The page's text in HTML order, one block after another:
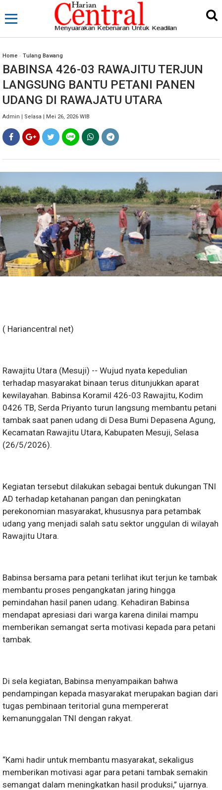
Home » Tulang Bawang
BABINSA 426-03 RAWAJITU TERJUN
LANGSUNG BANTU PETANI PANEN
UDANG DI RAWAJATU UTARA
Admin | Selasa | Mei 26, 2026 WIB
( Hariancentral net)
Rawajitu Utara (Mesuji) -- Wujud nyata kepedulian
terhadap masyarakat binaan terus ditunjukkan aparat
kewilayahan. Babinsa Koramil 426-03 Rawajitu, Kodim
0426 TB, Serda Priyanto turun langsung membantu petani
tambak saat panen udang di Desa Bumi Depasena Agung,
Kecamatan Rawajitu Utara, Kabupaten Mesuji, Selasa
(26/5/2026).
Kegiatan tersebut dilakukan sebagai bentuk dukungan TNI
AD terhadap ketahanan pangan dan peningkatan
perekonomian masyarakat, khususnya para petambak
udang yang menjadi salah satu sektor unggulan di wilayah
Rawajitu Utara.
Babinsa bersama para petani terlihat ikut terjun ke tambak
membantu proses pengangkatan jaring hingga
pemindahan hasil panen udang. Kehadiran Babinsa
mendapat apresiasi dari warga karena dinilai mampu
memberikan semangat serta motivasi kepada para petani
tambak.
Di sela kegiatan, Babinsa menyampaikan bahwa
pendampingan kepada masyarakat merupakan bagian dari
tugas pembinaan teritorial guna mempererat
kemanunggalan TNI dengan rakyat.
“Kami hadir untuk membantu masyarakat, sekaligus
memberikan motivasi agar para petani tambak semakin
semangat dalam meningkatkan hasil produksi,” ujarnya.